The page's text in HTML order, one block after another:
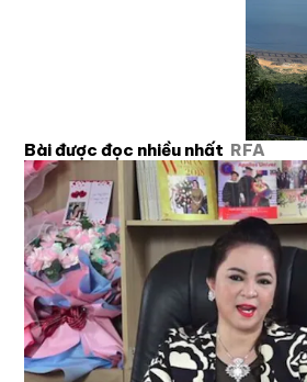
Bài được đọc nhiều nhất RFA